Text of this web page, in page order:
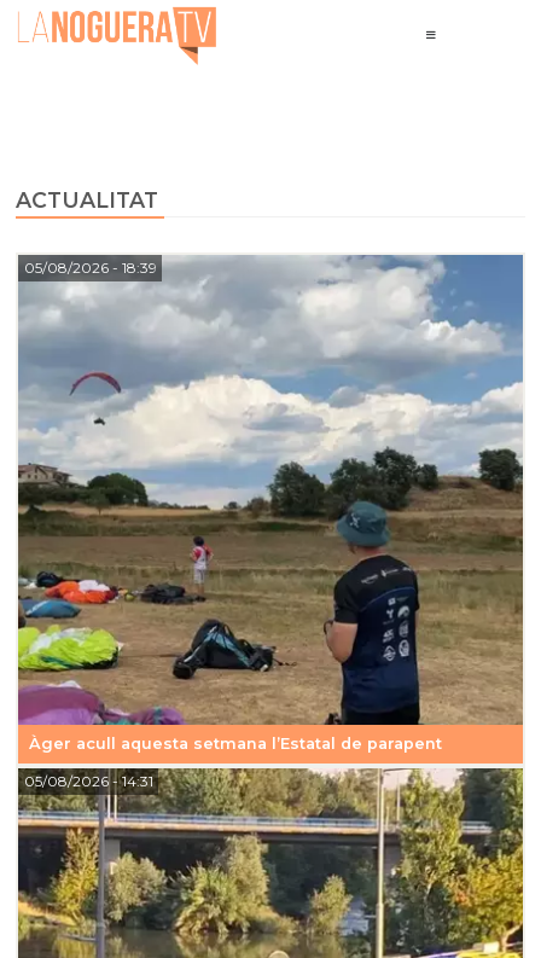
ACTUALITAT
Àger acull aquesta setmana l’Estatal de parapent
05/08/2026- 18:39
05/08/2026- 14:31